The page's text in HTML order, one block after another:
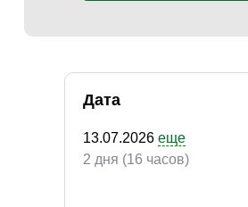
Детские /
Дата
13.07.2026 еще
2 дня (16 часов)